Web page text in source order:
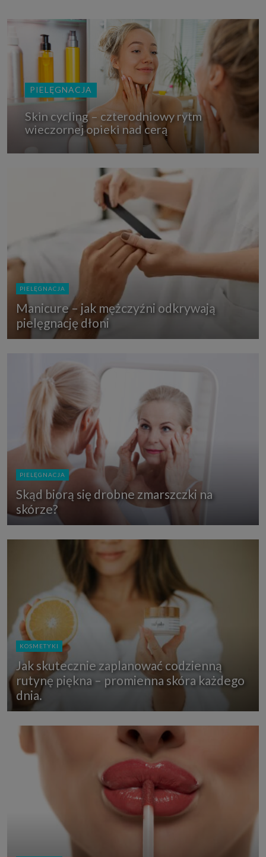
PIELĘGNACJA
Skin cycling – czterodniowy rytm
wieczornej opieki nad cerą
PIELĘGNACJA
Manicure – jak mężczyźni odkrywają
pielęgnację dłoni
PIELĘGNACJA
Skąd biorą się drobne zmarszczki na
skórze?
KOSMETYKI
Jak skutecznie zaplanować codzienną
rutynę piękna – promienna skóra każdego
dnia.